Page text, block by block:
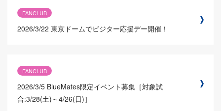
FANCLUB
2026/3/22 東京ドームでビジター応援デー開催！
FANCLUB
2026/3/5 BlueMates限定イベント募集［対象試
合:3/28(土)～4/26(日)］